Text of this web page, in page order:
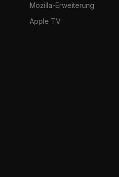
Mozilla-Erweiterung
Apple TV